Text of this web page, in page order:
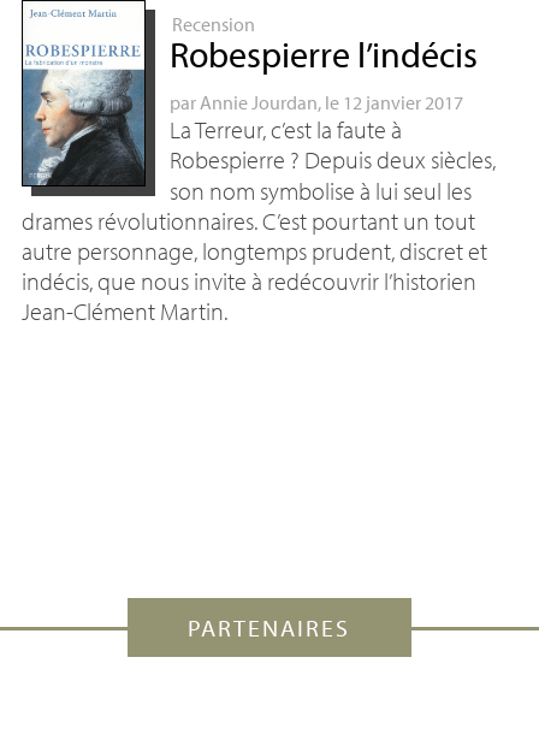
Recension
Robespierre l’indécis
parAnnie Jourdan, le 12 janvier 2017
La Terreur, c’est la faute à
Robespierre ? Depuis deux siècles,
son nom symbolise à lui seul les
drames révolutionnaires. C’est pourtant un tout
autre personnage, longtemps prudent, discret et
indécis, que nous invite à redécouvrir l’historien
Jean-Clément Martin.
PARTENAIRES